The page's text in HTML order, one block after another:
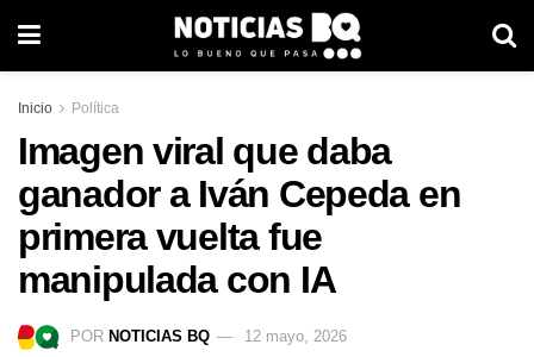
Inicio Política
Imagen viral que daba
ganador a Iván Cepeda en
primera vuelta fue
manipulada con IA
POR NOTICIAS BQ 12 mayo, 2026